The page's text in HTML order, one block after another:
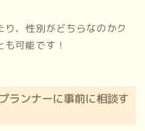
、性別がどちらなのかク
可能です！
ランナーに事前に相談す